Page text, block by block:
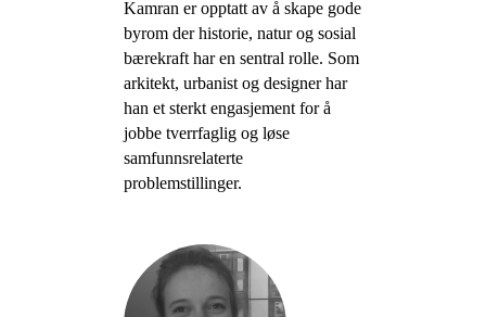
Kamran er opptatt av å skape gode
byrom der historie, natur og sosial
bærekraft har en sentral rolle. Som
arkitekt, urbanist og designer har
han et sterkt engasjement for å
jobbe tverrfaglig og løse
samfunnsrelaterte
problemstillinger.